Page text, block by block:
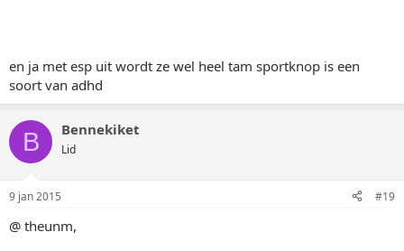
en ja met esp uit wordt ze wel heel tam sportknop is een
soort van adhd
B Bennekiket
Lid
9 jan 2015 #19
@ theunm,